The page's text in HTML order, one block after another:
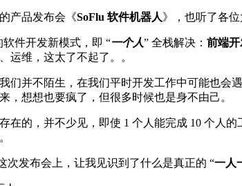
产品发布会《SoFlu 软件机器人》，也听了各
软件开发新模式，即 “一个人” 全栈解决： 前端
运维，这太了不起了。。
们并不陌生，在我们平时开发工作中可能也
，想想也要疯了，但很多时候也是身不由己。
在的，并不少见，即使 1 个人能完成 10 个人
次发布会上，让我见识到了什么是真正的 “一人